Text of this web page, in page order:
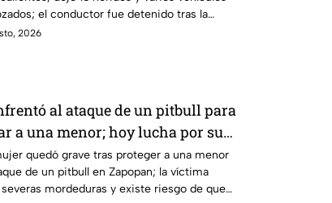
el conductor fue detenido tras la
2026
al ataque de un pitbull para
a una menor; hoy lucha por su
Zapopan
quedó grave tras proteger a una menor
de un pitbull en Zapopan; la víctima
mordeduras y existe riesgo de que